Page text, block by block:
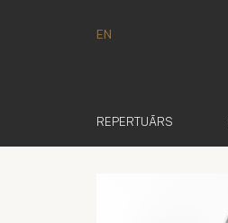
EN
REPERTUĀRS